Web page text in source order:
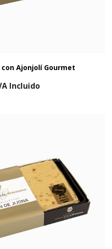
Ajonjolí Gourmet
Incluido